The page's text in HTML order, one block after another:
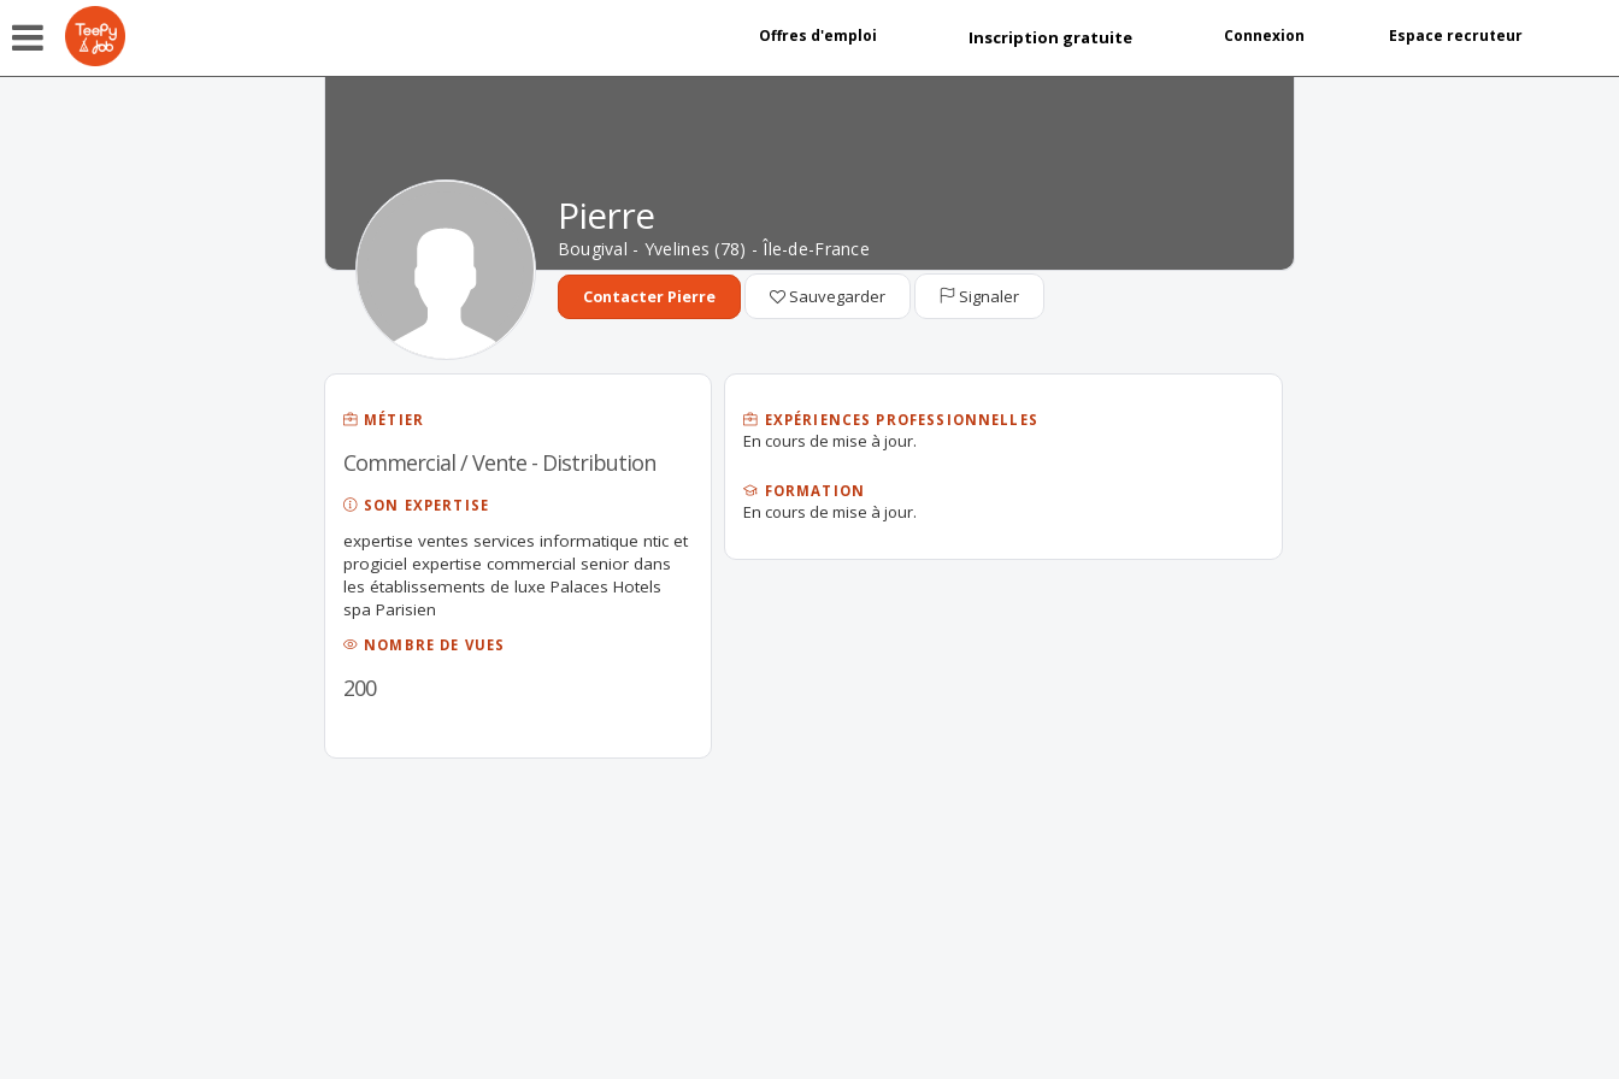
Offres d'emploi Inscription gratuite Connexion Espace recruteur
Pierre
Bougival - Yvelines (78) - Île-de-France
Contacter Pierre Sauvegarder Signaler
MÉTIER
Commercial / Vente - Distribution
SON EXPERTISE
expertise ventes services informatique ntic et
progiciel expertise commercial senior dans
les établissements de luxe Palaces Hotels
spa Parisien
NOMBRE DE VUES
200
EXPÉRIENCES PROFESSIONNELLES
En cours de mise à jour.
FORMATION
En cours de mise à jour.